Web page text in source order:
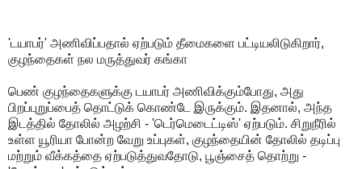
'டயாபர்' அணிவிப்பதால் ஏற்படும் தீமைகளை பட்டியலிடுகிறார்,
குழந்தைகள் நல மருத்துவர் கங்கா
பெண் குழந்தைகளுக்கு டயாபர் அணிவிக்கும்போது, அது
பிறப்புறுப்பைத் தொட்டுக் கொண்டே இருக்கும். இதனால், அந்த
இடத்தில் தோலில் அழற்சி - 'டெர்மெடைட்டிஸ்' ஏற்படும். சிறுநீரில்
உள்ள யூரியா போன்ற வேறு உப்புகள், குழந்தையின் தோலில் தடிப்பு
மற்றும் வீக்கத்தை ஏற்படுத்துவதோடு, பூஞ்சைத் தொற்று -